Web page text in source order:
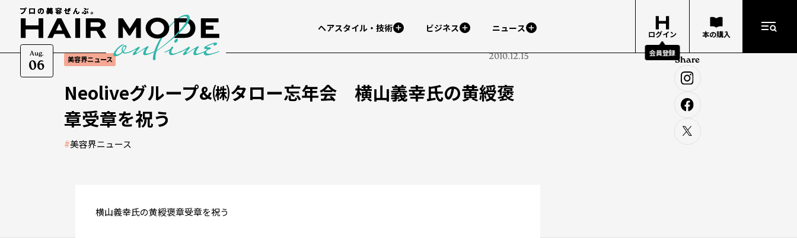
Aug.
06
ヘアスタイル・技術 ビジネス ニュース
ログイン
会員登録
本の購入
美容界ニュース 2010.12.15
Neoliveグループ&㈱タロー忘年会 横山義幸氏の黄綬褒
章受章を祝う
#美容界ニュース
Share
横山義幸氏の黄綬褒章受章を祝う